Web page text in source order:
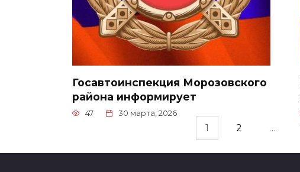
Госавтоинспекция Морозовского
района информирует
47 30 марта, 2026
1 2 …